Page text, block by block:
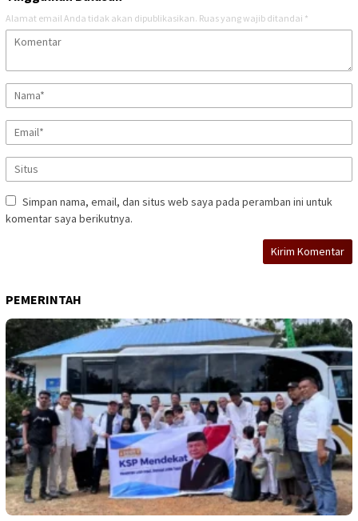
Alamat email Anda tidak akan dipublikasikan. Ruas yang wajib ditandai *
Simpan nama, email, dan situs web saya pada peramban ini untuk
komentar saya berikutnya.
PEMERINTAH